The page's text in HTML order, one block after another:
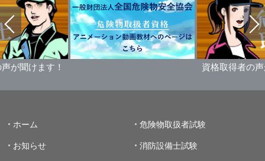
が聞けます！ 資格取得者の
ホーム
お知らせ
危険物取扱者試験
消防設備士試験